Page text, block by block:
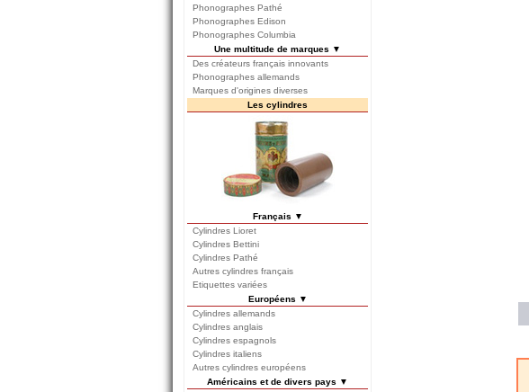
Phonographes Pathé
Phonographes Edison
Phonographes Columbia
Une multitude de marques ▼
Des créateurs français innovants
Phonographes allemands
Marques d'origines diverses
Les cylindres
Français ▼
Cylindres Lioret
Cylindres Bettini
Cylindres Pathé
Autres cylindres français
Etiquettes variées
Européens ▼
Cylindres allemands
Cylindres anglais
Cylindres espagnols
Cylindres italiens
Autres cylindres européens
Américains et de divers pays ▼